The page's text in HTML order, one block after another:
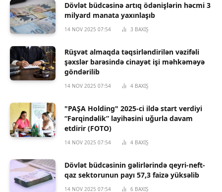
Dövlət büdcəsinə artıq ödənişlərin həcmi 3
milyard manata yaxınlaşıb
14 NOV 2025 07:54 3 BAXIŞ
Rüşvət almaqda təqsirləndirilən vəzifəli
şəxslər barəsində cinayət işi məhkəməyə
göndərilib
14 NOV 2025 07:54 4 BAXIŞ
"PAŞA Holding" 2025-ci ildə start verdiyi
“Fərqindəlik” layihəsini uğurla davam
etdirir (FOTO)
14 NOV 2025 07:54 4 BAXIŞ
Dövlət büdcəsinin gəlirlərində qeyri-neft-
qaz sektorunun payı 57,3 faizə yüksəlib
14 NOV 2025 07:54 6 BAXIŞ